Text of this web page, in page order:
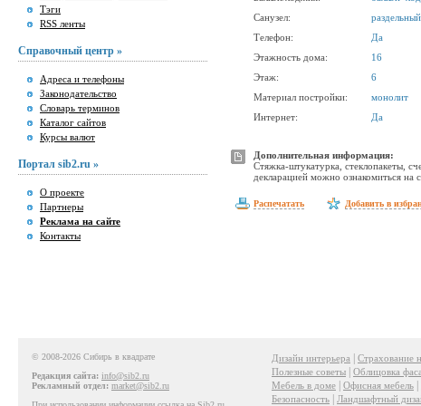
Тэги
RSS ленты
Справочный центр »
Адреса и телефоны
Законодательство
Словарь терминов
Каталог сайтов
Курсы валют
Портал sib2.ru »
О проекте
Партнеры
Реклама на сайте
Контакты
Санузел:
раздельный
Телефон:
Да
Этажность дома:
16
Этаж:
6
Материал постройки:
монолит
Интернет:
Да
Дополнительная информация:
Стяжка-штукатурка, стеклопакеты,
декларацией можно ознакомиться на
Распечатать Добавить в
© 2008-2026 Сибирь в квадрате
Редакция сайта: info@sib2.ru
Рекламный отдел: market@sib2.ru
Дизайн интерьера Страхование
Полезные советы
Облицовка
Мебель в доме
Офисная мебель
Безопасность
Ландшафтный